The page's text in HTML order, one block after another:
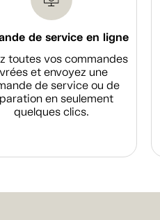
de service en ligne
toutes vos commandes
et envoyez une
de service ou de
en seulement
quelques clics.